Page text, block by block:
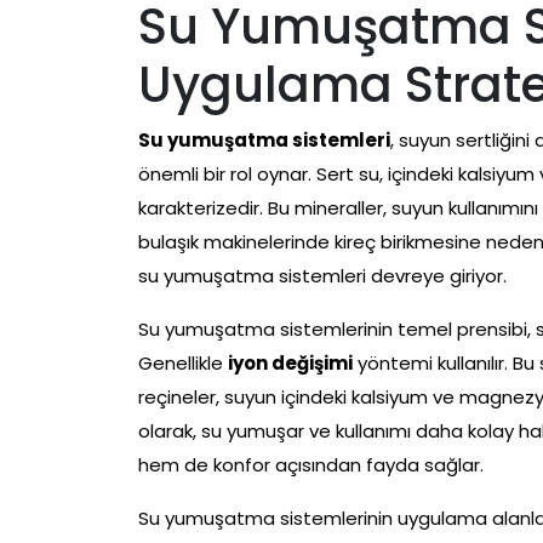
Su Yumuşatma
Uygulama
Su yumuşatma sistemleri, suyun
önemli bir rol oynar. Sert su, içindeki
karakterizedir. Bu mineraller, suyun
bulaşık makinelerinde kireç birikmesine
su yumuşatma sistemleri devreye giriyor.
Su yumuşatma sistemlerinin temel prensibi,
Genellikle iyon değişimiyöntemi kullanılır.
reçineler, suyun içindeki kalsiyum ve
olarak, su yumuşar ve kullanımı daha kolay
hem de konfor açısından fayda sağlar.
Su yumuşatma sistemlerinin uygulama